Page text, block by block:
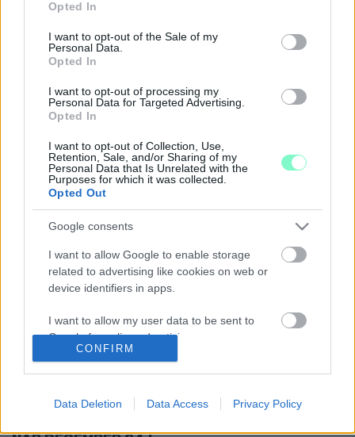
use your data for below specified purposes in below Google
consent section.
Opted In
I want to opt-out of the Sale of my
Personal Data.
Opted In
I want to opt-out of processing my
Personal Data for Targeted Advertising.
Opted In
I want to opt-out of Collection, Use,
Retention, Sale, and/or Sharing of my
Personal Data that Is Unrelated with the
Purposes for which it was collected.
Opted Out
Google consents
I want to allow Google to enable storage
related to advertising like cookies on web or
device identifiers in apps.
I want to allow my user data to be sent to
Google for online advertising purposes.
CONFIRM
Data Deletion Data Access Privacy Policy
LESZ-E POLGÁRMESTER-JELÖLTJÜK ÉS
TESTÜLETBE
2024. január. 19. 10:46
AZ LMP PETÍCIÓT INDÍT MAGYARORSZÁG GMO-
MENTESSÉGÉNEK MEGŐRZÉSÉÉRT
Csárdi Antal szerint a globális ipari és élelmiszerlobbi
folyamatosan próbálja felpuhítani a GMO-ra vonatkozó
szabályokat.
295 EZER FORINTOS HOTELSZÁMLÁT
FIZETTETETT KI KÖZPÉNZBŐL BALASSA
PÉTER MÁRCIUSBAN
2023. október. 28. 12:32
A Jobbik parlamenti képviselője az Országgyűlés által
biztosított lakhatási támogatást vette igénybe.
A FIDESZ NEGYEDIK ALKALOMMAL SZAVAZTA
LE A SZENTESTE MUNKASZÜNETI NAPPÁ
NYILVÁNÍTÁSÁT
gyengítené a gazdaságot és a versenyképességet.